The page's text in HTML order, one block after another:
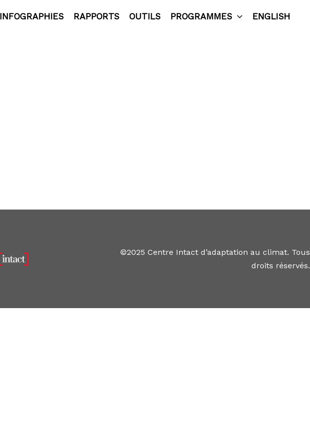
INFOGRAPHIES RAPPORTS OUTILS PROGRAMMES ENGLISH
©2025 Centre Intact d’adaptation au climat. Tous
droits réservés.